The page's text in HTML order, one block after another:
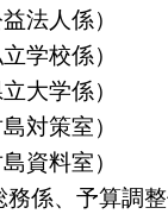
人係）
校係）
学係）
策室）
料室）
係、予算調整